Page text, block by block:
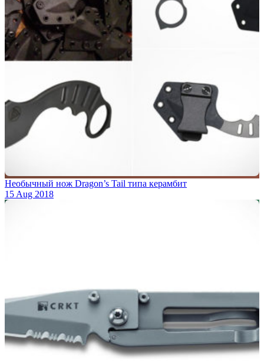
Необычный нож Dragon’s Tail типа керамбит
15 Aug 2018